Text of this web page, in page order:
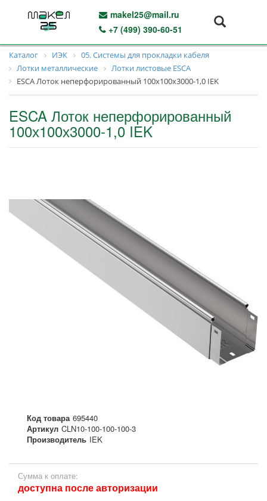
makel25@mail.ru
+7 (499) 390-60-51
Каталог ИЭК
05. Системы для прокладки кабеля
Лотки металлические
Лотки листовые ESCA
ESCA Лоток неперфорированный 100х100х3000-1,0 IEK
ESCA Лоток неперфорированный
100х100х3000-1,0 IEK
Код товара 695440
Артикул CLN10-100-100-100-3
Производитель IEK
Сумма к оплате:
доступна после авторизации